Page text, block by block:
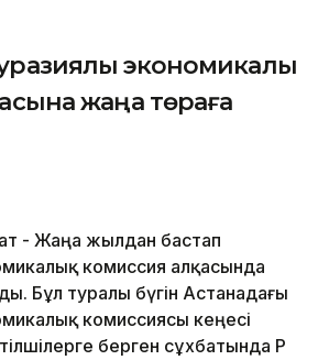
экономикалық
жаңа төраға
- Жаңа жылдан бастап
комиссия алқасында
Бұл туралы бүгін Астанадағы
комиссиясы кеңесі
берген сұхбатында ҚР